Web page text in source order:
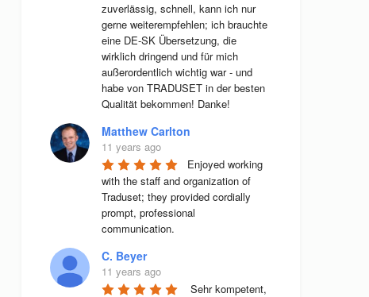
zuverlässig, schnell, kann ich nur
gerne weiterempfehlen; ich brauchte
eine DE-SK Übersetzung, die
wirklich dringend und für mich
außerordentlich wichtig war - und
habe von TRADUSET in der besten
Qualität bekommen! Danke!
Matthew Carlton
11 years ago
Enjoyed working
with the staff and organization of
Traduset; they provided cordially
prompt, professional
communication.
C. Beyer
11 years ago
Sehr kompetent,